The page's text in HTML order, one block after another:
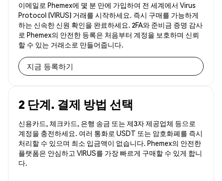
이메일로 Phemex에 몇 분 만에 가입하여 전 세계에서 Virus
Protocol (VIRUS) 거래를 시작하세요. 즉시 구매를 가능하게
하는 신속한 신원 확인을 완료하세요. 2FA와 준비금 증명 감사
로 Phemex의 안전한 등록은 처음부터 계정을 보호하며 신뢰
할 수 있는 거래소로 만들어줍니다.
지금 등록하기
2 단계. 결제 방법 선택
신용카드, 체크카드, 은행 송금 또는 제3자 제공업체 등으로
계정을 충전하세요. 여러 통화로 USDT 또는 암호화폐를 즉시
처리할 수 있으며 최소 입금액이 없습니다. Phemex의 안전한
플랫폼은 안심하고 VIRUS를 가장 빠르게 구매할 수 있게 합니
다.